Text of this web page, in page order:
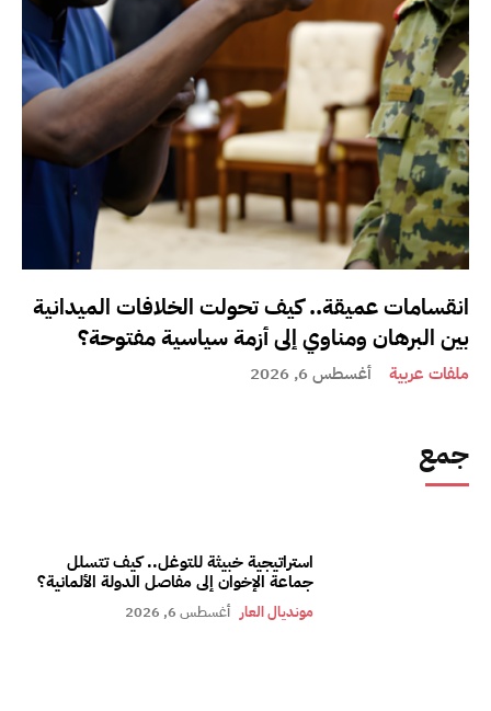
انقسامات عميقة.. كيف تحولت الخلافات الميدانية
بين البرهان ومناوي إلى أزمة سياسية مفتوحة؟
ملفات عربية أغسطس 6, 2026
جمع
استراتيجية خبيثة للتوغل.. كيف تتسلل
جماعة الإخوان إلى مفاصل الدولة الألمانية؟
مونديال العار أغسطس 6, 2026